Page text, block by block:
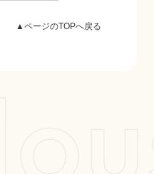
▲ページのTOPへ戻る